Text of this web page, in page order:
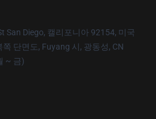
San Diego, 캘리포니아 92154, 미국
쪽 단면도, Fuyang 시, 광동성, CN
~ 금)